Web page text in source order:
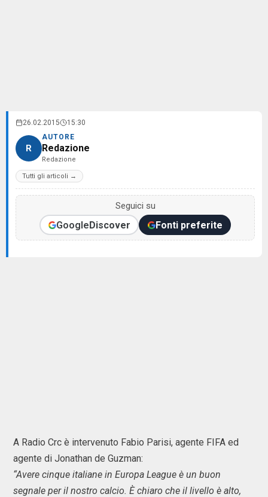
26.02.2015 15:30
R
AUTORE
Redazione
Redazione
Tutti gli articoli →
Seguici su
GoogleDiscover Fonti preferite
A Radio Crc è intervenuto Fabio Parisi, agente FIFA ed
agente di Jonathan de Guzman:
“Avere cinque italiane in Europa League è un buon
segnale per il nostro calcio. È chiaro che il livello è alto,